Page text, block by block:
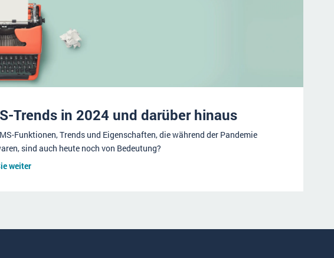
Trends in 2024 und darüber hinaus
Funktionen, Trends und Eigenschaften, die während der Pandemie
sind auch heute noch von Bedeutung?
weiter